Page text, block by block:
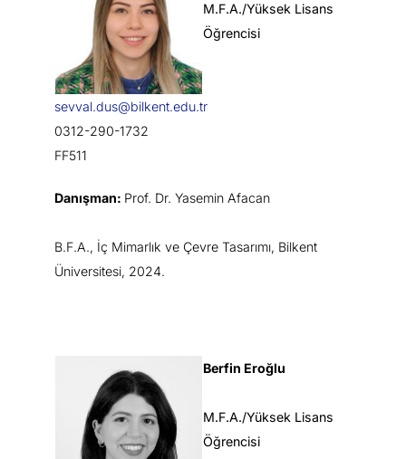
M.F.A./Yüksek Lisans
Öğrencisi
sevval.dus@bilkent.edu.tr
0312-290-1732
FF511
Danışman: Prof. Dr. Yasemin Afacan
B.F.A., İç Mimarlık ve Çevre Tasarımı, Bilkent
Üniversitesi, 2024.
Berfin Eroğlu
M.F.A./Yüksek Lisans
Öğrencisi